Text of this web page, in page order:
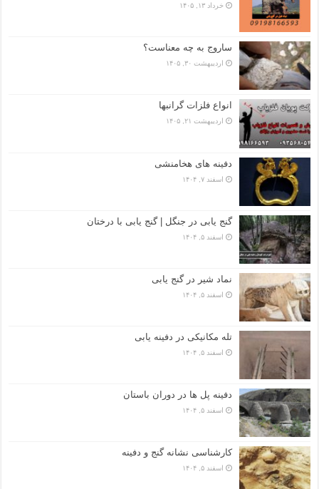
خرداد ۱۳, ۱۴۰۵
ساروج به چه معناست؟
اردیبهشت ۳۰, ۱۴۰۵
انواع فلزات گرانبها
اردیبهشت ۲۱, ۱۴۰۵
دفینه های هخامنشی
اسفند ۷, ۱۴۰۴
گنج یابی در جنگل | گنج یابی با درختان
اسفند ۵, ۱۴۰۴
نماد شیر در گنج یابی
اسفند ۵, ۱۴۰۴
تله مکانیکی در دفینه یابی
اسفند ۵, ۱۴۰۴
دفینه پل ها در دوران باستان
اسفند ۵, ۱۴۰۴
کارشناسی نشانه گنج و دفینه
اسفند ۵, ۱۴۰۴